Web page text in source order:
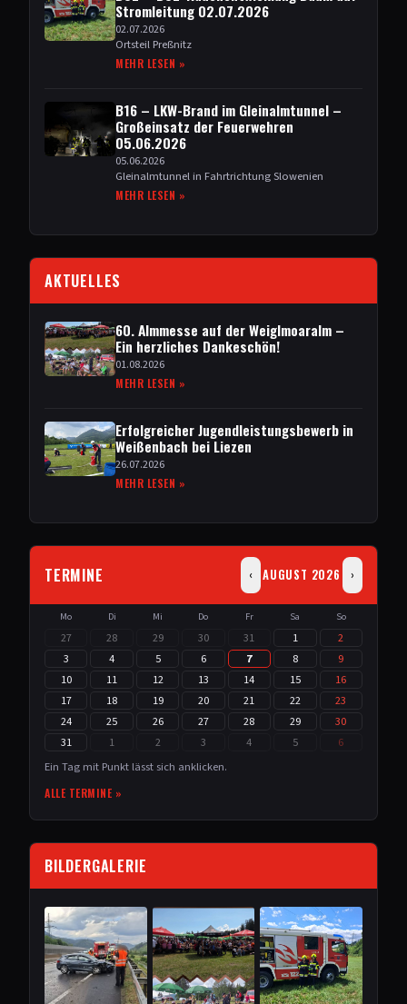
Stromleitung 02.07.2026
02.07.2026
Ortsteil Preßnitz
MEHR LESEN »
B16 – LKW-Brand im Gleinalmtunnel –
Großeinsatz der Feuerwehren
05.06.2026
05.06.2026
Gleinalmtunnel in Fahrtrichtung Slowenien
MEHR LESEN »
AKTUELLES
60. Almmesse auf der Weiglmoaralm –
Ein herzliches Dankeschön!
01.08.2026
MEHR LESEN »
Erfolgreicher Jugendleistungsbewerb in
Weißenbach bei Liezen
26.07.2026
MEHR LESEN »
TERMINE ‹ AUGUST 2026 ›
Mo Di Mi Do Fr Sa So
27 28 29 30 31 1
2
3
4 5 6 7 8
9
10
11 12 13 14 15
16
17
18 19 20 21 22
23
24
25 26 27 28 29
30
31
1 2 3 4 5
6
Ein Tag mit Punkt lässt sich anklicken.
ALLE TERMINE »
BILDERGALERIE